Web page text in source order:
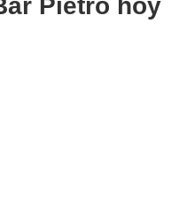
Pietro hoy